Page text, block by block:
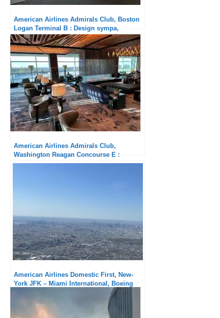
American Airlines Admirals Club, Boston
Logan Terminal B : Design sympa,
restauration toujours pauvrette
American Airlines Admirals Club,
Washington Reagan Concourse E :
Superbe nouveau salon
American Airlines Domestic First, New-
York JFK – Miami International, Boeing
737-800 : Service plutôt attentionné